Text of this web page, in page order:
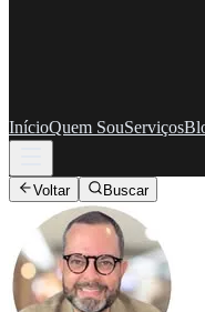
InícioQuem SouServiços
Voltar Buscar